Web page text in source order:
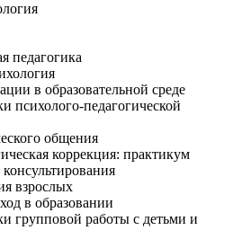
педагогика
в образовательной среде
психолого-педагогической
общения
коррекция: практикум
взрослых
в образовании
групповой работы с детьми и